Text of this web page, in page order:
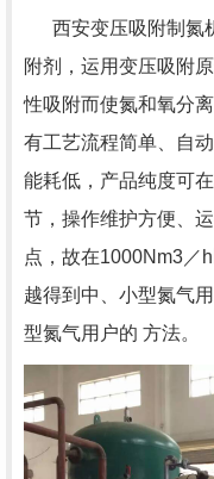
西安变压吸附制氮
附剂，运用变压吸附
性吸附而使氮和氧分
有工艺流程简单、自
能耗低，产品纯度可
节，操作维护方便、
点，故在1000Nm3／
越得到中、小型氮气
型氮气用户的 方法。